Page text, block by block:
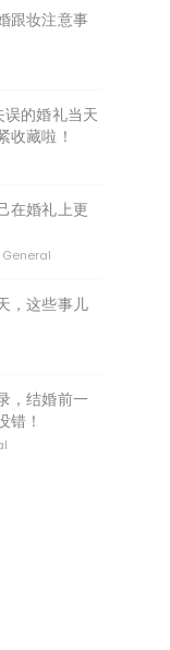
跟妆注意事
的婚礼当天
收藏啦！
在婚礼上更
General
，这些事儿
，结婚前一
错！